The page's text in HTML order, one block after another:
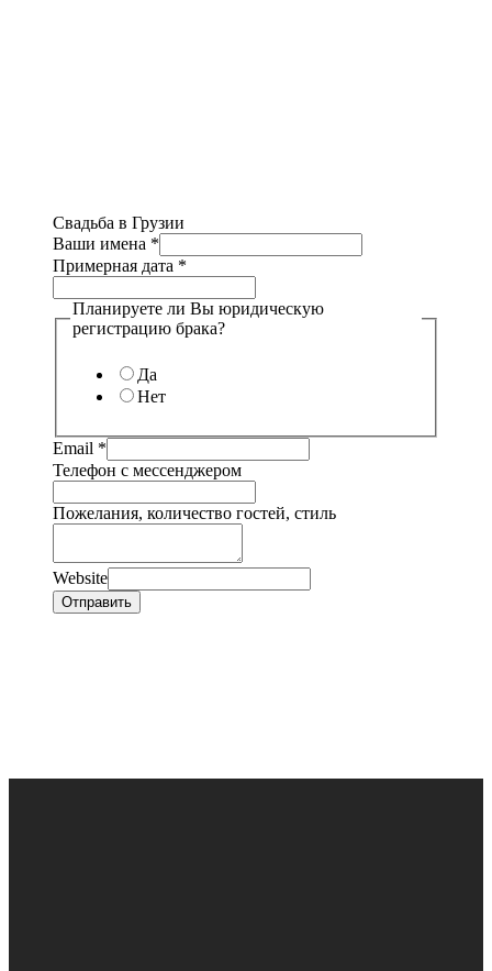
Свадьба в Грузии
Ваши имена *
Примерная дата *
Планируете ли Вы юридическую
регистрацию брака?
Да
Нет
Email *
Телефон с мессенджером
Пожелания, количество гостей, стиль
Website
Отправить